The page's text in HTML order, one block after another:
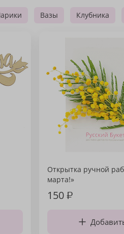
Вазы Клубника
Открытка ручной
марта!»
150₽